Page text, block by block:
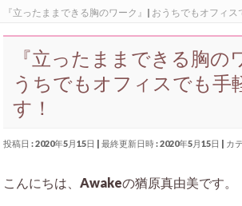
『立ったままできる胸のワーク』| おうちでもオフィス
『立ったままできる胸の
うちでもオフィスでも手
す！
投稿日 : 2020年5月15日 最終更新日時 : 2020年5月15日 カ
こんにちは、Awakeの猶原真由美です。